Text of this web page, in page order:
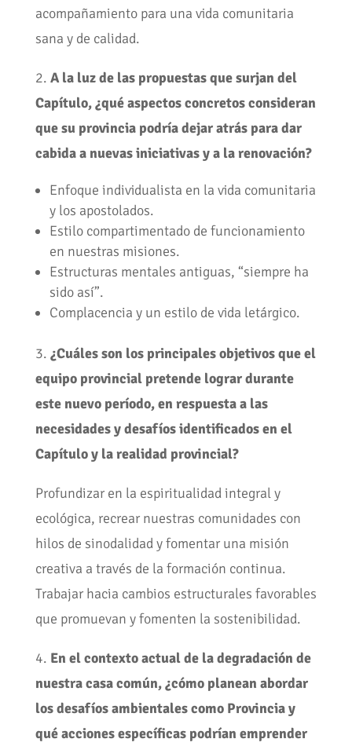
acompañamiento para una vida comunitaria
sana y de calidad.
2. A la luz de las propuestas que surjan del
Capítulo, ¿qué aspectos concretos consideran
que su provincia podría dejar atrás para dar
cabida a nuevas iniciativas y a la renovación?
Enfoque individualista en la vida comunitaria
y los apostolados.
Estilo compartimentado de funcionamiento
en nuestras misiones.
Estructuras mentales antiguas, “siempre ha
sido así”.
Complacencia y un estilo de vida letárgico.
3. ¿Cuáles son los principales objetivos que el
equipo provincial pretende lograr durante
este nuevo período, en respuesta a las
necesidades y desafíos identificados en el
Capítulo y la realidad provincial?
Profundizar en la espiritualidad integral y
ecológica, recrear nuestras comunidades con
hilos de sinodalidad y fomentar una misión
creativa a través de la formación continua.
Trabajar hacia cambios estructurales favorables
que promuevan y fomenten la sostenibilidad.
4. En el contexto actual de la degradación de
nuestra casa común, ¿cómo planean abordar
los desafíos ambientales como Provincia y
qué acciones específicas podrían emprender